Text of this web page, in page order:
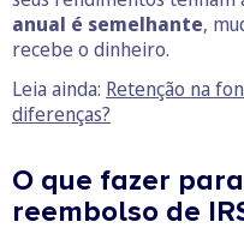
anual é semelhante,
recebe o dinheiro.
Leia ainda: Retenção na
diferenças?
O que fazer
reembolso de